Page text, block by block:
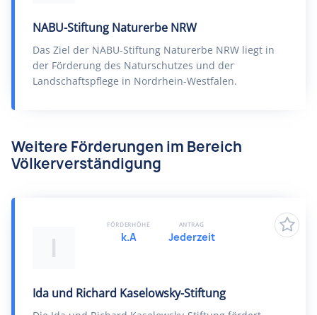
NABU-Stiftung Naturerbe NRW
Das Ziel der NABU-Stiftung Naturerbe NRW liegt in
der Förderung des Naturschutzes und der
Landschaftspflege in Nordrhein-Westfalen.
Weitere Förderungen im Bereich
Völkerverständigung
I
Ida und Richard Kaselowsky-​Stiftung
FÖRDERHÖHE
k.A
ANTRAG
Jederzeit